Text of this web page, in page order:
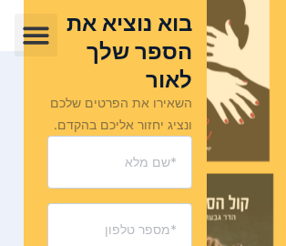
admin admin
בוא נוציא את
הספר שלך
לאור
השאירו את הפרטים שלכם
ונציג יחזור אליכם בהקדם.